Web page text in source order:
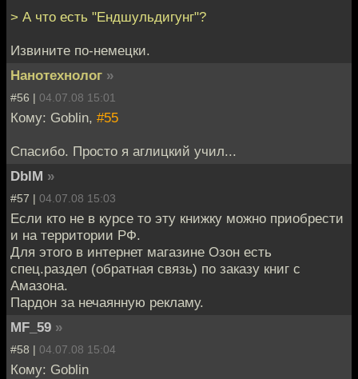
> А что есть "Ендшульдигунг"?
Извините по-немецки.
Нанотехнолог »
#56 | 04.07.08 15:01
Кому: Goblin, #55
Спасибо. Просто я аглицкий учил...
DbIM »
#57 | 04.07.08 15:03
Если кто не в курсе то эту книжку можно приобрести
и на территории РФ.
Для этого в интернет магазине Озон есть
спец.раздел (обратная связь) по заказу книг с
Амазона.
Пардон за нечаянную рекламу.
MF_59 »
#58 | 04.07.08 15:04
Кому: Goblin